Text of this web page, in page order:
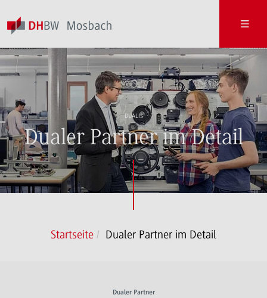
DUALIS
Dualer Partner im Detail
Startseite Dualer Partner im Detail
Dualer Partner